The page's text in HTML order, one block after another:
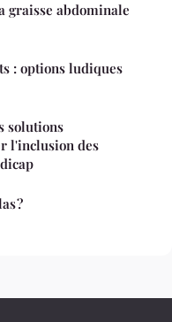
graisse abdominale
: options ludiques
solutions
l'inclusion des
?